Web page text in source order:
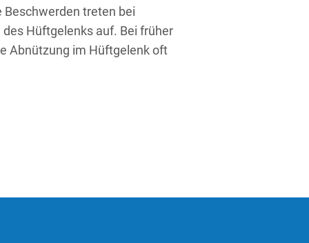
Beschwerden treten bei
Hüftgelenks auf. Bei früher
Abnützung im Hüftgelenk oft